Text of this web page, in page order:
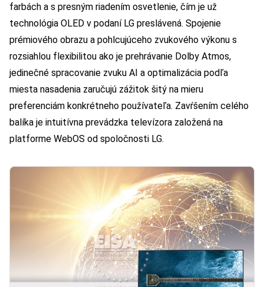
farbách a s presným riadením osvetlenie, čím je už
technológia OLED v podaní LG preslávená. Spojenie
prémiového obrazu a pohlcujúceho zvukového výkonu s
rozsiahlou flexibilitou ako je prehrávanie Dolby Atmos,
jedinečné spracovanie zvuku AI a optimalizácia podľa
miesta nasadenia zaručujú zážitok šitý na mieru
preferenciám konkrétneho používateľa. Zavŕšením celého
balíka je intuitívna prevádzka televízora založená na
platforme WebOS od spoločnosti LG.